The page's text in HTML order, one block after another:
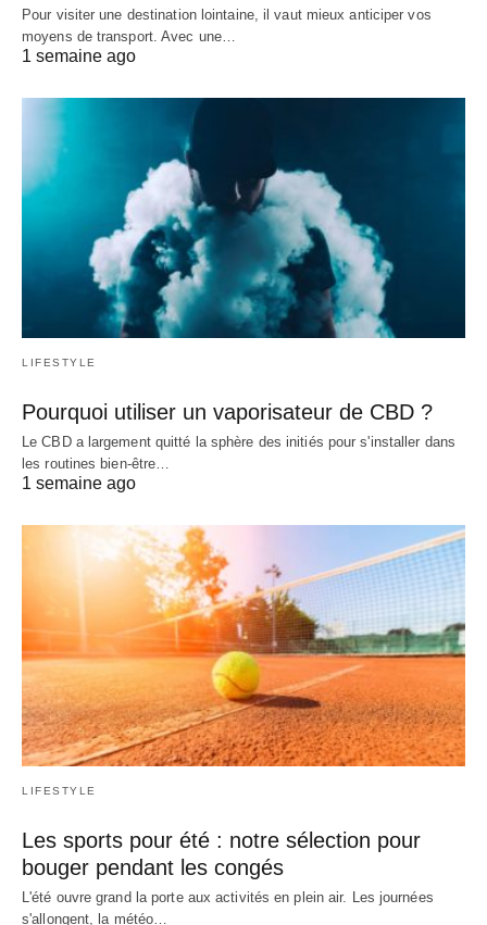
Pour visiter une destination lointaine, il vaut mieux anticiper vos
moyens de transport. Avec une…
1 semaine ago
LIFESTYLE
Pourquoi utiliser un vaporisateur de CBD ?
Le CBD a largement quitté la sphère des initiés pour s'installer dans
les routines bien-être…
1 semaine ago
LIFESTYLE
Les sports pour été : notre sélection pour
bouger pendant les congés
L'été ouvre grand la porte aux activités en plein air. Les journées
s'allongent, la météo…